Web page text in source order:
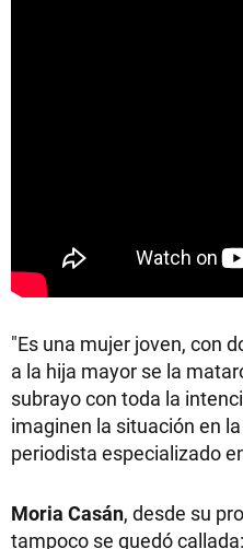
"Es una mujer joven, con
a la hija mayor se la
subrayo con toda la
imaginen la situación en
periodista especializado
Moria Casán, desde su
tampoco se quedó